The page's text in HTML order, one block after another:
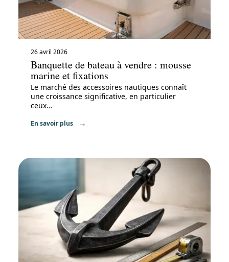
26 avril 2026
Banquette de bateau à vendre : mousse
marine et fixations
Le marché des accessoires nautiques connaît
une croissance significative, en particulier
ceux…
En savoir plus